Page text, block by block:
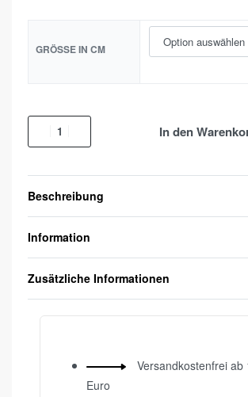
GRÖSSE IN CM
In den
Beschreibung
Information
Zusätzliche Informationen
Versandkostenfrei ab
Euro